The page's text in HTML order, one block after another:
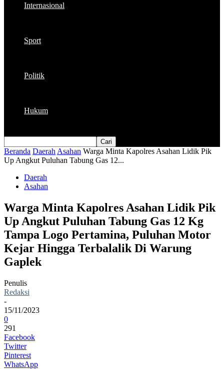
Internasional
Sport
Politik
Hukum
Beranda Daerah Asahan Warga Minta Kapolres Asahan Lidik Pik
Up Angkut Puluhan Tabung Gas 12...
Daerah
Asahan
Warga Minta Kapolres Asahan Lidik Pik
Up Angkut Puluhan Tabung Gas 12 Kg
Tampa Logo Pertamina, Puluhan Motor
Kejar Hingga Terbalalik Di Warung
Gaplek
Penulis
Redaksi
-
15/11/2023
0
291
Facebook
Twitter
Pinterest
WhatsApp